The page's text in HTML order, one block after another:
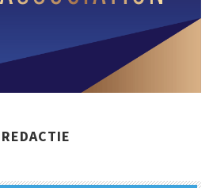
REDACTIE